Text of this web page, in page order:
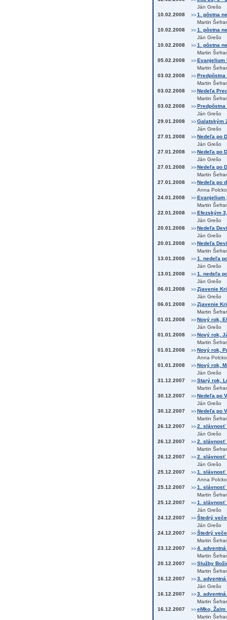
Ján Grešo
10.02.2008
>> 1. pôstna
Martin
10.02.2008
>> 1. pôstna
Ján Grešo
10.02.2008
>> 1. pôstna
Martin
05.02.2008
>> Evanjelium
Martin
03.02.2008
>> Predpôstna
Martin
03.02.2008
>> Nedeľa
Martin
03.02.2008
>>
Ján Grešo
29.01.2008
>> Galatským
Ján Grešo
27.01.2008
>> Nedeľa po
Ján Grešo
27.01.2008
>> Nedeľa po
Ján Grešo
27.01.2008
>> Nedeľa po
Martin
27.01.2008
>> Nedeľa po
Anna
24.01.2008
>> Evanjelium
Martin
22.01.2008
>> Efezským
Ján Grešo
20.01.2008
>> Nedeľa
Ján Grešo
20.01.2008
>> Nedeľa
Martin
13.01.2008
>> 1. nedeľa
Ján Grešo
13.01.2008
>> 1. nedeľa
Ján Grešo
06.01.2008
>> Zjavenie
Ján Grešo
06.01.2008
>> Zjavenie
Martin
01.01.2008
>> Nový rok,
Ján Grešo
01.01.2008
>> Nový rok,
Martin
01.01.2008
>> Nový rok,
Anna
01.01.2008
>> Nový rok,
Ján Grešo
31.12.2007
>> Starý rok,
Martin
30.12.2007
>> Nedeľa po
Ján Grešo
30.12.2007
>> Nedeľa po
Martin
26.12.2007
>> 2. slávnosť
Ján Grešo
26.12.2007
>> 2. slávnosť
Martin
26.12.2007
>> 2. slávnosť
Ján Grešo
25.12.2007
>> 1. slávnosť
Anna
25.12.2007
>> 1. slávnosť
Martin
25.12.2007
>> 1. slávnosť
Ján Grešo
24.12.2007
>> Štedrý
Ján Grešo
24.12.2007
>> Štedrý
Martin
23.12.2007
>> 4.
Martin
20.12.2007
>> Služby
Martin
16.12.2007
>> 3.
Ján Grešo
16.12.2007
>> 3.
Martin
16.12.2007
>> eMko, Žalm
Martin